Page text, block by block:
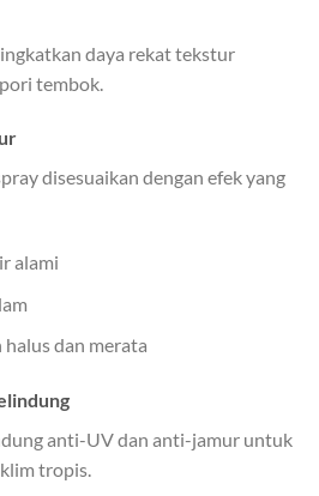
daya rekat tekstur
tembok.
disesuaikan dengan efek yang
alami
dan merata
anti-UV dan anti-jamur untuk
tropis.